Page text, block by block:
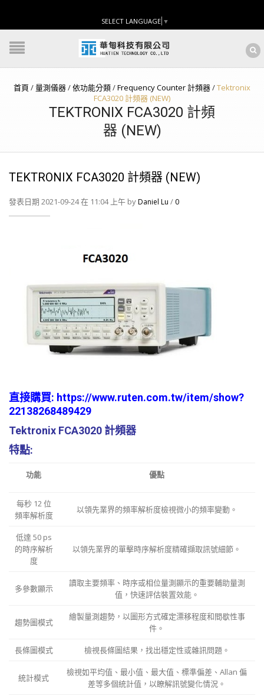
SELECT LANGUAGE ▼
首頁 /量測儀器/依功能分類/Frequency Counter 計頻器/Tektronix
FCA3020 計頻器 (NEW)
TEKTRONIX FCA3020 計頻
器 (NEW)
TEKTRONIX FCA3020 計頻器 (NEW)
發表日期 2021-09-24 在 11:04 上午 byDaniel Lu / 0
直接購買: https://www.ruten.com.tw/item/show?
22138268489429
Tektronix FCA3020 計頻器
特點:
功能 優點
每秒 12 位
頻率解析度
以領先業界的頻率解析度檢視微小的頻率變動。
低達 50 ps
的時序解析
度
以領先業界的單擊時序解析度精確擷取訊號細節。
多參數顯示
讀取主要頻率、時序或相位量測顯示的重要輔助量測
值，快速評估裝置效能。
趨勢圖模式
繪製量測趨勢，以圖形方式確定漂移程度和間歇性事
件。
長條圖模式 檢視長條圖結果，找出穩定性或雜訊問題。
統計模式
檢視如平均值、最小值、最大值、標準偏差、Allan 偏
差等多個統計值，以瞭解訊號變化情況。